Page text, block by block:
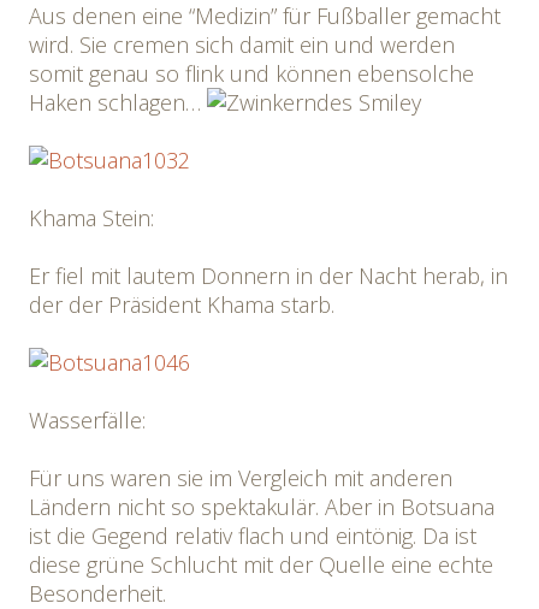
Aus denen eine “Medizin” für Fußballer gemacht
wird. Sie cremen sich damit ein und werden
somit genau so flink und können ebensolche
Haken schlagen…
Khama Stein:
Er fiel mit lautem Donnern in der Nacht herab, in
der der Präsident Khama starb.
Wasserfälle:
Für uns waren sie im Vergleich mit anderen
Ländern nicht so spektakulär. Aber in Botsuana
ist die Gegend relativ flach und eintönig. Da ist
diese grüne Schlucht mit der Quelle eine echte
Besonderheit.